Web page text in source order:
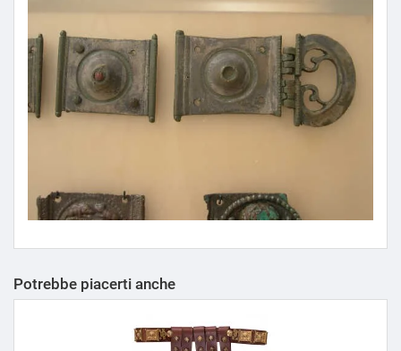
Potrebbe piacerti anche